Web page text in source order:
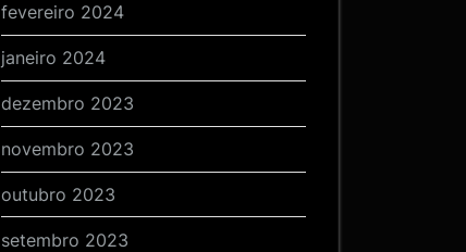
fevereiro 2024
janeiro 2024
dezembro 2023
novembro 2023
outubro 2023
setembro 2023